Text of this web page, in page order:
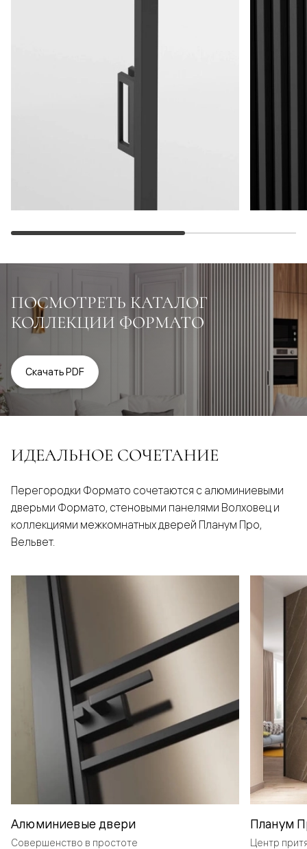
ПОСМОТРЕТЬ КАТАЛОГ
КОЛЛЕКЦИИ ФОРМАТО
Скачать PDF
ИДЕАЛЬНОЕ СОЧЕТАНИЕ
Перегородки Формато сочетаются с алюминиевыми
дверьми Формато, стеновыми панелями Волховец и
коллекциями межкомнатных дверей Планум Про,
Вельвет.
Алюминиевые двери
Совершенство в простоте
Планум
Центр